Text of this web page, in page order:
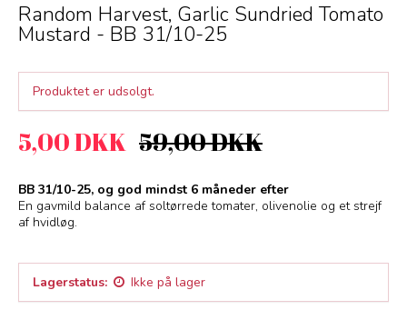
Random Harvest, Garlic Sundried Tomato
Mustard - BB 31/10-25
Produktet er udsolgt.
5,00 DKK 59,00 DKK
BB 31/10-25, og god mindst 6 måneder efter
En gavmild balance af soltørrede tomater, olivenolie og et strejf
af hvidløg.
Lagerstatus: Ikke på lager